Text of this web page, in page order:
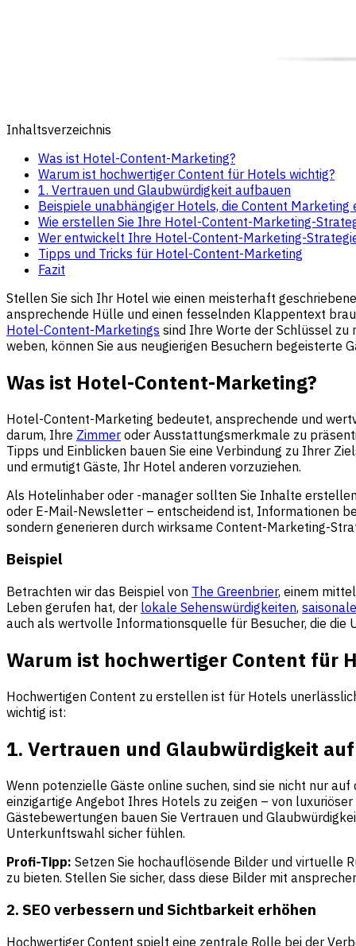
Inhaltsverzeichnis
Was ist Hotel-Content-Marketing?
Warum ist hochwertiger Content für Hotels wichtig?
1. Vertrauen und Glaubwürdigkeit aufbauen
Beispiele unabhängiger Hotels, die Content Marketing
Wie erstellen Sie Ihre Hotel-Content-Marketing-
Wer entwickelt Ihre Hotel-Content-Marketing-
Tipps und Tricks für Hotel-Content-Marketing
Fazit
Stellen Sie sich Ihr Hotel wie einen meisterhaft
ansprechende Hülle und einen fesselnden Klappentext
Hotel-Content-Marketings sind Ihre Worte der Schlüssel zu
weben, können Sie aus neugierigen Besuchern begeisterte
Was ist Hotel-Content-Marketing?
Hotel-Content-Marketing bedeutet, ansprechende und
darum, Ihre Zimmer oder Ausstattungsmerkmale zu
Tipps und Einblicken bauen Sie eine Verbindung zu Ihrer
und ermutigt Gäste, Ihr Hotel anderen vorzuziehen.
Als Hotelinhaber oder -manager sollten Sie Inhalte
oder E-Mail-Newsletter – entscheidend ist, Informationen
sondern generieren durch wirksame Content-Marketing-
Beispiel
Betrachten wir das Beispiel von The Greenbrier, einem
Leben gerufen hat, der lokale Sehenswürdigkeiten,
auch als wertvolle Informationsquelle für Besucher, die die
Warum ist hochwertiger Content für
Hochwertigen Content zu erstellen ist für Hotels
wichtig ist:
1. Vertrauen und Glaubwürdigkeit
Wenn potenzielle Gäste online suchen, sind sie nicht nur
einzigartige Angebot Ihres Hotels zu zeigen – von
Gästebewertungen bauen Sie Vertrauen und
Unterkunftswahl sicher fühlen.
Profi-Tipp: Setzen Sie hochauflösende Bilder und virtuelle
zu bieten. Stellen Sie sicher, dass diese Bilder mit
2. SEO verbessern und Sichtbarkeit erhöhen
Hochwertiger Content spielt eine zentrale Rolle bei der